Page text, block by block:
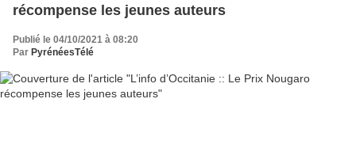
récompense les jeunes auteurs
Publié le 04/10/2021 à 08:20
Par PyrénéesTélé